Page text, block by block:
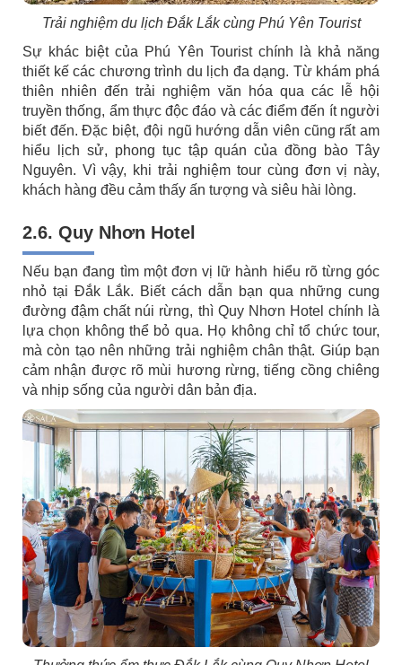
Trải nghiệm du lịch Đắk Lắk cùng Phú Yên Tourist
Sự khác biệt của Phú Yên Tourist chính là khả năng
thiết kế các chương trình du lịch đa dạng. Từ khám phá
thiên nhiên đến trải nghiệm văn hóa qua các lễ hội
truyền thống, ẩm thực độc đáo và các điểm đến ít người
biết đến. Đặc biệt, đội ngũ hướng dẫn viên cũng rất am
hiểu lịch sử, phong tục tập quán của đồng bào Tây
Nguyên. Vì vậy, khi trải nghiệm tour cùng đơn vị này,
khách hàng đều cảm thấy ấn tượng và siêu hài lòng.
2.6. Quy Nhơn Hotel
Nếu bạn đang tìm một đơn vị lữ hành hiểu rõ từng góc
nhỏ tại Đắk Lắk. Biết cách dẫn bạn qua những cung
đường đậm chất núi rừng, thì Quy Nhơn Hotel chính là
lựa chọn không thể bỏ qua. Họ không chỉ tổ chức tour,
mà còn tạo nên những trải nghiệm chân thật. Giúp bạn
cảm nhận được rõ mùi hương rừng, tiếng cồng chiêng
và nhịp sống của người dân bản địa.